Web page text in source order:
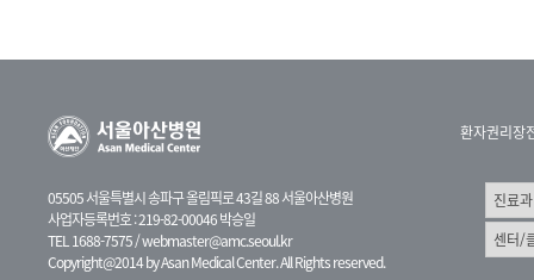
05505 서울특별시 송파구 올림픽로 43길 88 서울아산병원
사업자등록번호 : 219-82-00046 박승일
TEL 1688-7575 /webmaster@amc.seoul.kr
Copyright@2014 by Asan Medical Center. All Rights reserved.
환자권리장